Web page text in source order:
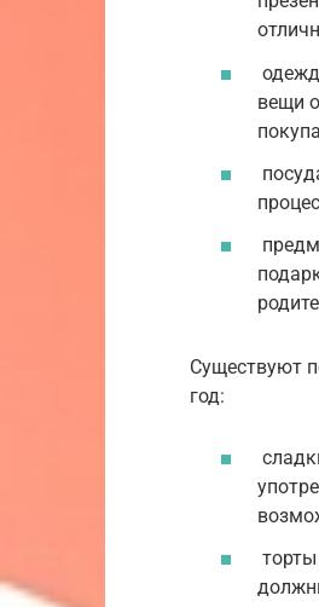
вещи
Существуют
год: